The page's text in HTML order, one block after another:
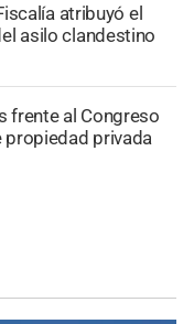
atribuyó el
asilo clandestino
frente al Congreso
propiedad privada